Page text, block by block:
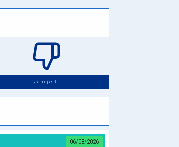
J’aime pas: 0
06/08/2026